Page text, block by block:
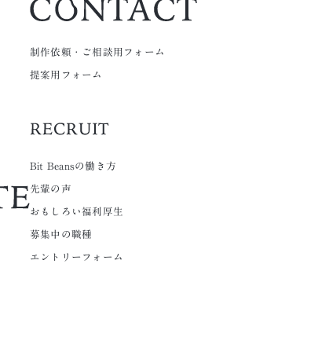
制作依頼・ご相談用フォーム
提案用フォーム
Bit Beansの働き方
先輩の声
おもしろい福利厚生
募集中の職種
エントリーフォーム